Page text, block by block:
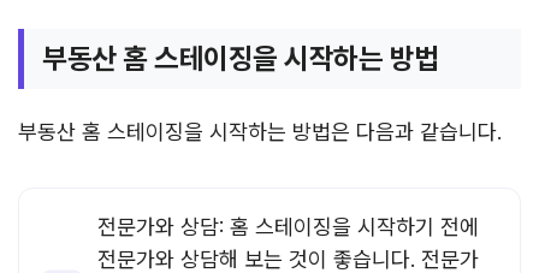
부동산 홈 스테이징을 시작하는 방법
부동산 홈 스테이징을 시작하는 방법은 다음과 같습니다.
전문가와 상담: 홈 스테이징을 시작하기 전에
전문가와 상담해 보는 것이 좋습니다. 전문가